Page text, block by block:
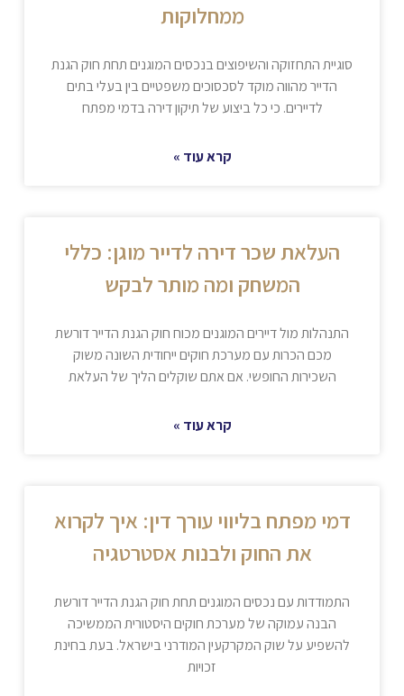
ממחלוקות
סוגיית התחזוקה והשיפוצים בנכסים המוגנים תחת חוק הגנת
הדייר מהווה מוקד לסכסוכים משפטיים בין בעלי בתים
לדיירים. כי כל ביצוע של תיקון דירה בדמי מפתח
קרא עוד »
העלאת שכר דירה לדייר מוגן: כללי
המשחק ומה מותר לבקש
התנהלות מול דיירים המוגנים מכוח חוק הגנת הדייר דורשת
מכם הכרות עם מערכת חוקים ייחודית השונה משוק
השכירות החופשי. אם אתם שוקלים הליך של העלאת
קרא עוד »
דמי מפתח בליווי עורך דין: איך לקרוא
את החוק ולבנות אסטרטגיה
התמודדות עם נכסים המוגנים תחת חוק הגנת הדייר דורשת
הבנה עמוקה של מערכת חוקים היסטורית הממשיכה
להשפיע על שוק המקרקעין המודרני בישראל. בעת בחינת
זכויות